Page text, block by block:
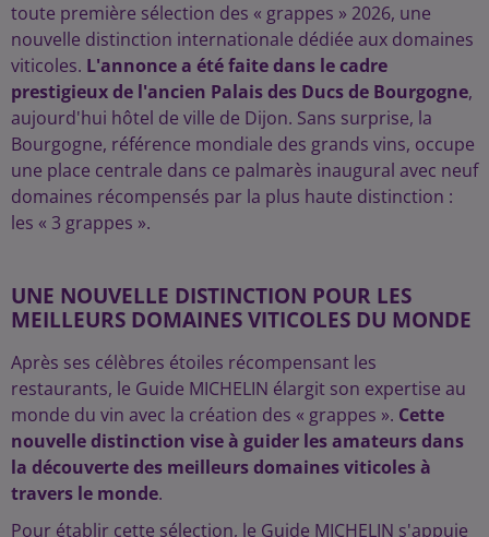
toute première sélection des « grappes » 2026, une
nouvelle distinction internationale dédiée aux domaines
viticoles. L'annonce a été faite dans le cadre
prestigieux de l'ancien Palais des Ducs de Bourgogne,
aujourd'hui hôtel de ville de Dijon. Sans surprise, la
Bourgogne, référence mondiale des grands vins, occupe
une place centrale dans ce palmarès inaugural avec neuf
domaines récompensés par la plus haute distinction :
les « 3 grappes ».
UNE NOUVELLE DISTINCTION POUR LES
MEILLEURS DOMAINES VITICOLES DU MONDE
Après ses célèbres étoiles récompensant les
restaurants, le Guide MICHELIN élargit son expertise au
monde du vin avec la création des « grappes ». Cette
nouvelle distinction vise à guider les amateurs dans
la découverte des meilleurs domaines viticoles à
travers le monde.
Pour établir cette sélection, le Guide MICHELIN s'appuie